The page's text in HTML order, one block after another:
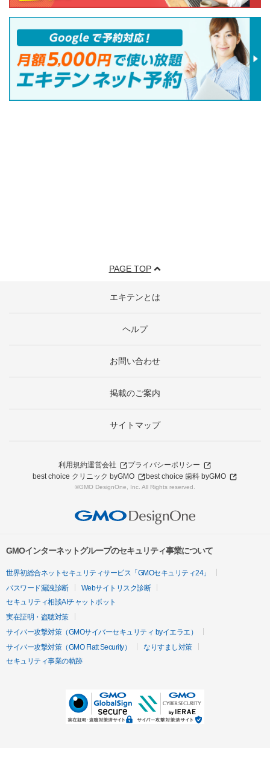
PAGE TOP
エキテンとは
ヘルプ
お問い合わせ
掲載のご案内
サイトマップ
利用規約運営会社
プライバシーポリシー
best choice クリニック byGMO
best choice 歯科 byGMO
©GMO DesignOne, Inc. All Rights reserved.
GMOインターネットグループのセキュリティ事業について
世界初総合ネットセキュリティサービス「GMOセキュリティ24」
パスワード漏洩診断
Webサイトリスク診断
セキュリティ相談AIチャットボット
実在証明・盗聴対策
サイバー攻撃対策（GMOサイバーセキュリティ byイエラエ）
サイバー攻撃対策（GMO Flatt Security）
なりすまし対策
セキュリティ事業の軌跡